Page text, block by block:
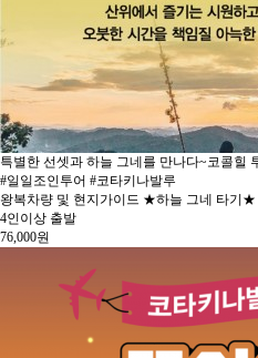
특별한 선셋과 하늘 그네를 만나다~코콜힐
#일일조인투어 #코타키나발루
왕복차량 및 현지가이드 ★하늘 그네 타기
4인이상 출발
76,000원